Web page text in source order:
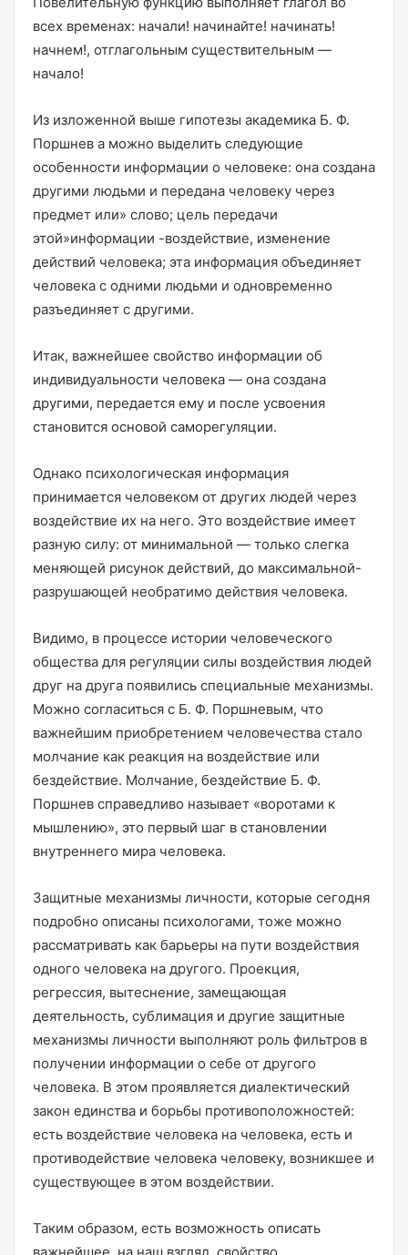
всех временах: начали! начинайте! начинать!
начнем!, отглагольным существительным —
начало!
Из изложенной выше гипотезы академика Б. Ф.
Поршнев а можно выделить следующие
особенности информации о человеке: она создана
другими людьми и передана человеку через
предмет или» слово; цель передачи
этой»информации -воздействие, изменение
действий человека; эта информация объединяет
человека с одними людьми и одновременно
разъединяет с другими.
Итак, важнейшее свойство информации об
индивидуальности человека — она создана
другими, передается ему и после усвоения
становится основой саморегуляции.
Однако психологическая информация
принимается человеком от других людей через
воздействие их на него. Это воздействие имеет
разную силу: от минимальной — только слегка
меняющей рисунок действий, до максимальной-
разрушающей необратимо действия человека.
Видимо, в процессе истории человеческого
общества для регуляции силы воздействия людей
друг на друга появились специальные механизмы.
Можно согласиться с Б. Ф. Поршневым, что
важнейшим приобретением человечества стало
молчание как реакция на воздействие или
бездействие. Молчание, бездействие Б. Ф.
Поршнев справедливо называет «воротами к
мышлению», это первый шаг в становлении
внутреннего мира человека.
Защитные механизмы личности, которые сегодня
подробно описаны психологами, тоже можно
рассматривать как барьеры на пути воздействия
одного человека на другого. Проекция,
регрессия, вытеснение, замещающая
деятельность, сублимация и другие защитные
механизмы личности выполняют роль фильтров в
получении информации о себе от другого
человека. В этом проявляется диалектический
закон единства и борьбы противоположностей:
есть воздействие человека на человека, есть и
противодействие человека человеку, возникшее и
существующее в этом воздействии.
Таким образом, есть возможность описать
важнейшее, на наш взгляд, свойство